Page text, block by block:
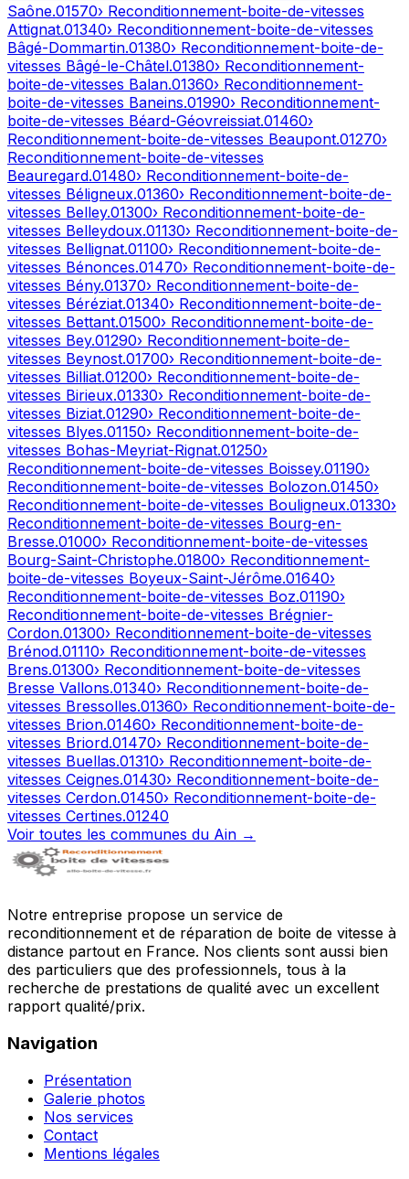
Saône.01570› Reconditionnement-boite-de-vitesses
Attignat.01340› Reconditionnement-boite-de-vitesses
Bâgé-Dommartin.01380› Reconditionnement-boite-de-
vitesses Bâgé-le-Châtel.01380› Reconditionnement-
boite-de-vitesses Balan.01360› Reconditionnement-
boite-de-vitesses Baneins.01990› Reconditionnement-
boite-de-vitesses Béard-Géovreissiat.01460›
Reconditionnement-boite-de-vitesses Beaupont.01270›
Reconditionnement-boite-de-vitesses
Beauregard.01480› Reconditionnement-boite-de-
vitesses Béligneux.01360› Reconditionnement-boite-de-
vitesses Belley.01300› Reconditionnement-boite-de-
vitesses Belleydoux.01130› Reconditionnement-boite-de-
vitesses Bellignat.01100› Reconditionnement-boite-de-
vitesses Bénonces.01470› Reconditionnement-boite-de-
vitesses Bény.01370› Reconditionnement-boite-de-
vitesses Béréziat.01340› Reconditionnement-boite-de-
vitesses Bettant.01500› Reconditionnement-boite-de-
vitesses Bey.01290› Reconditionnement-boite-de-
vitesses Beynost.01700› Reconditionnement-boite-de-
vitesses Billiat.01200› Reconditionnement-boite-de-
vitesses Birieux.01330› Reconditionnement-boite-de-
vitesses Biziat.01290› Reconditionnement-boite-de-
vitesses Blyes.01150› Reconditionnement-boite-de-
vitesses Bohas-Meyriat-Rignat.01250›
Reconditionnement-boite-de-vitesses Boissey.01190›
Reconditionnement-boite-de-vitesses Bolozon.01450›
Reconditionnement-boite-de-vitesses Bouligneux.01330›
Reconditionnement-boite-de-vitesses Bourg-en-
Bresse.01000› Reconditionnement-boite-de-vitesses
Bourg-Saint-Christophe.01800› Reconditionnement-
boite-de-vitesses Boyeux-Saint-Jérôme.01640›
Reconditionnement-boite-de-vitesses Boz.01190›
Reconditionnement-boite-de-vitesses Brégnier-
Cordon.01300› Reconditionnement-boite-de-vitesses
Brénod.01110› Reconditionnement-boite-de-vitesses
Brens.01300› Reconditionnement-boite-de-vitesses
Bresse Vallons.01340› Reconditionnement-boite-de-
vitesses Bressolles.01360› Reconditionnement-boite-de-
vitesses Brion.01460› Reconditionnement-boite-de-
vitesses Briord.01470› Reconditionnement-boite-de-
vitesses Buellas.01310› Reconditionnement-boite-de-
vitesses Ceignes.01430› Reconditionnement-boite-de-
vitesses Cerdon.01450› Reconditionnement-boite-de-
vitesses Certines.01240
Voir toutes les communes du Ain →
Notre entreprise propose un service de
reconditionnement et de réparation de boite de vitesse à
distance partout en France. Nos clients sont aussi bien
des particuliers que des professionnels, tous à la
recherche de prestations de qualité avec un excellent
rapport qualité/prix.
Navigation
Présentation
Galerie photos
Nos services
Contact
Mentions légales